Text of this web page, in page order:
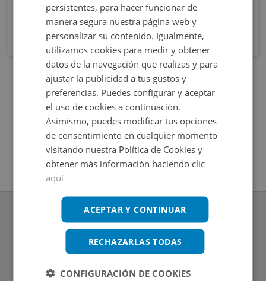
www.altamirainmuebles.com
Edificio Skylight
Avenida de Manoteras 14-16, 28050, Madrid
persistentes, para hacer funcionar de
manera segura nuestra página web y
personalizar su contenido. Igualmente,
utilizamos cookies para medir y obtener
datos de la navegación que realizas y para
ajustar la publicidad a tus gustos y
preferencias. Puedes configurar y aceptar
el uso de cookies a continuación.
Asimismo, puedes modificar tus opciones
de consentimiento en cualquier momento
visitando nuestra Política de Cookies y
obtener más información haciendo clic
aquí
ACEPTAR Y CONTINUAR
RECHAZARLAS TODAS
CONFIGURACIÓN DE COOKIES